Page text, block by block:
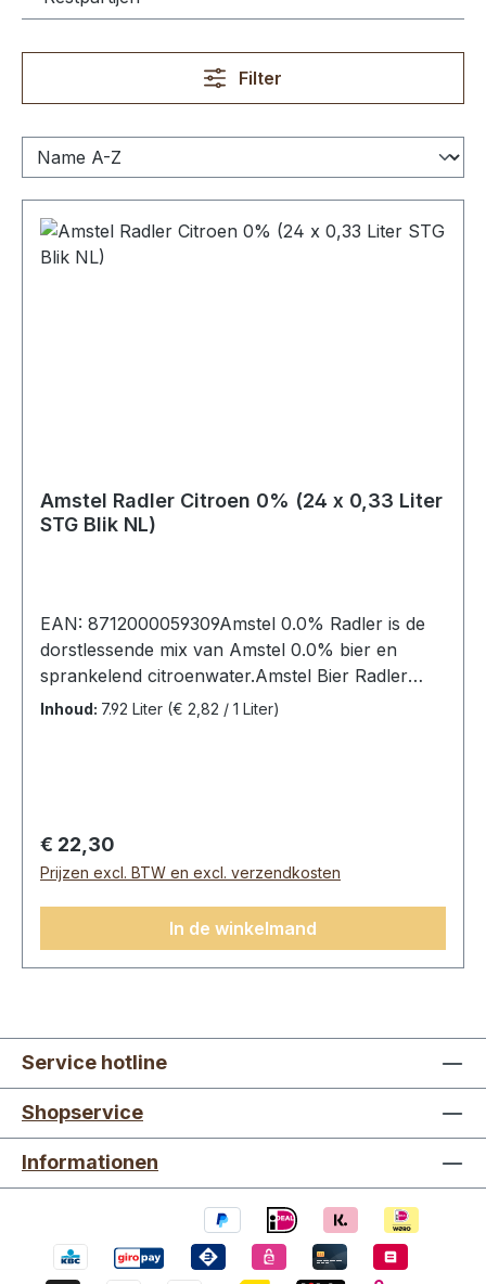
Filter
Amstel Radler Citroen 0% (24 x 0,33 Liter
STG Blik NL)
EAN: 8712000059309Amstel 0.0% Radler is de
dorstlessende mix van Amstel 0.0% bier en
sprankelend citroenwater.Amstel Bier Radler
citroen, 24 blikken (24 x 0,33L).Ingrediënten:
citroenextract.Gemiddelde voedingswaarden
per:100 mlEnergie43 Kcal Vet0 gWaarvan
verzadigd0 g Koolhydraten7,7 gWaarvan
suikers5,8 gEiwitten 0 g Zout<0,01 g
Inhoud: 7.92 Liter (€ 2,82 / 1 Liter)
Normale prijs:
€ 22,30
Prijzen excl. BTW en excl. verzendkosten
In de winkelmand
Service hotline
Shopservice
Informationen